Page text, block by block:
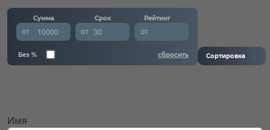
Сумма
от
Срок
от
Рейтинг
от
Без % сбросить Сортировка
Имя